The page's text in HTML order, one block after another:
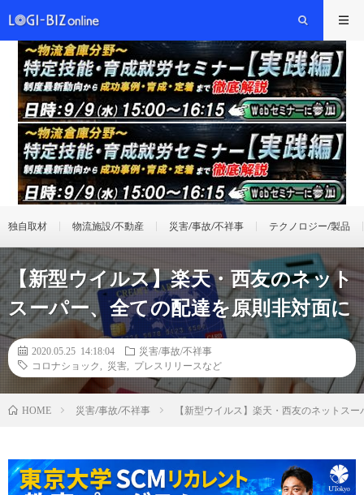
独自取材 物流施設/不動産 災害/事故/不祥事 テクノロジー/製品
【新型ウイルス】楽天・西友のネット
スーパー、全ての配達を原則非対面に
2020.05.25 14:18:04
災害/事故/不祥事
コロナショック
災害 プレスリリースなど
HOME 災害/事故/不祥事 【新型ウイルス】楽天・西友のネットス